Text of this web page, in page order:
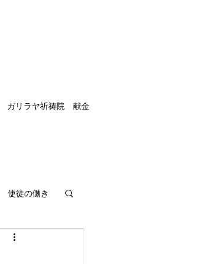
ガリラヤ祈祷院 献金
使徒の働き